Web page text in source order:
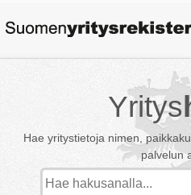
Yritys
Hae yritystietoja nimen,
palvelun